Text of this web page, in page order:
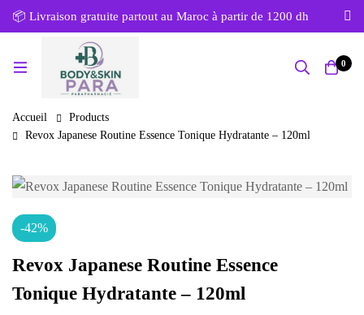
📦 Livraison gratuite partout au Maroc à partir de 1200 dh
0
Accueil
Products
Revox Japanese Routine Essence Tonique Hydratante – 120ml
-42%
Revox Japanese Routine Essence
Tonique Hydratante – 120ml